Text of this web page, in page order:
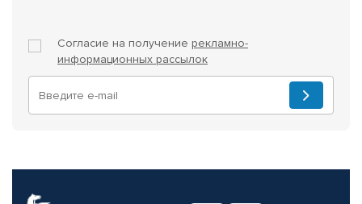
Согласие на получение рекламно-
информационных рассылок